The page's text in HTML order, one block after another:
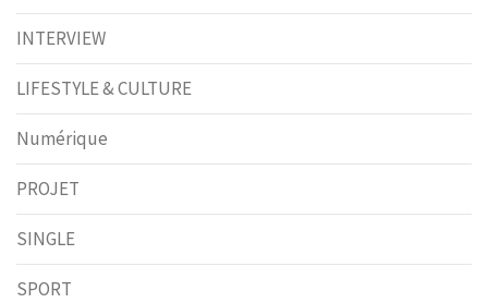
INTERVIEW
LIFESTYLE & CULTURE
Numérique
PROJET
SINGLE
SPORT